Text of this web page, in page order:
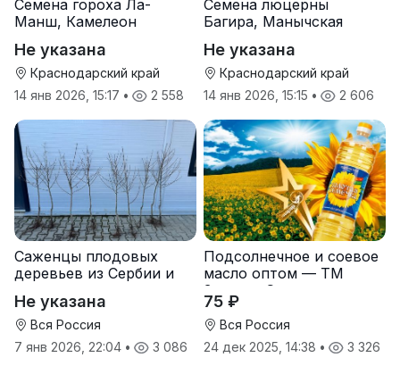
Семена гороха Ла-
Манш, Камелеон
Не указана
Краснодарский край
14 янв 2026, 15:17 • 2 558
Семена люцерны
Багира, Манычская
Не указана
Краснодарский край
14 янв 2026, 15:15 • 2 606
Саженцы плодовых
деревьев из Сербии и
Не указана
Вся Россия
7 янв 2026, 22:04 • 3 086
Подсолнечное и соевое
масло оптом — ТМ
Золотая Семечка
75 ₽
Вся Россия
24 дек 2025, 14:38 • 3 326